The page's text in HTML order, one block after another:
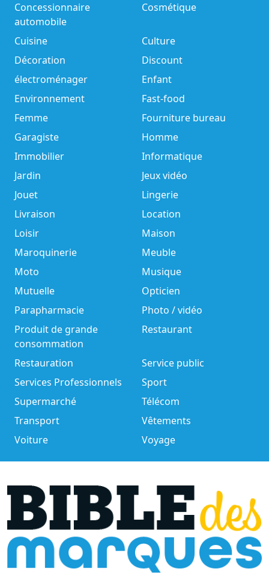
Concessionnaire
automobile
Cosmétique
Cuisine
Culture
Décoration
Discount
électroménager
Enfant
Environnement
Fast-food
Femme
Fourniture bureau
Garagiste
Homme
Immobilier
Informatique
Jardin
Jeux vidéo
Jouet
Lingerie
Livraison
Location
Loisir
Maison
Maroquinerie
Meuble
Moto
Musique
Mutuelle
Opticien
Parapharmacie
Photo / vidéo
Produit de grande
consommation
Restaurant
Restauration
Service public
Services Professionnels
Sport
Supermarché
Télécom
Transport
Vêtements
Voiture
Voyage